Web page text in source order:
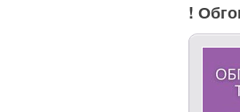
!